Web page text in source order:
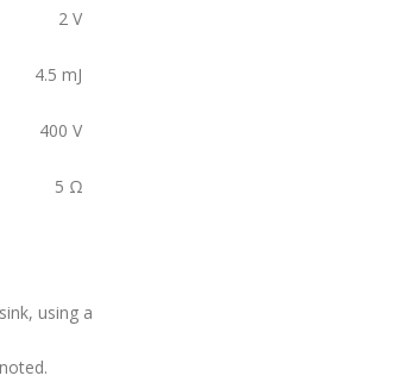
2 V
4.5 mJ
400 V
5 Ω
using a